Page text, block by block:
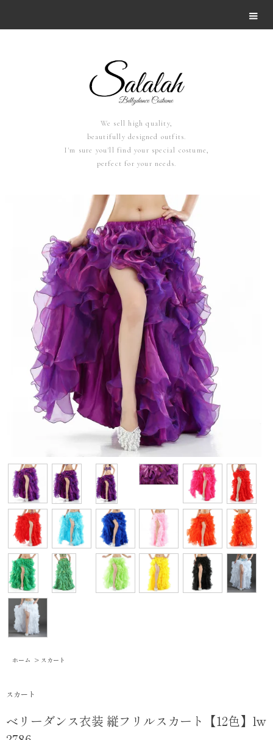
We sell high quality,
beautifully designed outfits.
I'm sure you'll find your special costume,
perfect for your needs.
ホーム > スカート
スカート
ベリーダンス衣装 縦フリルスカート【12色】lw